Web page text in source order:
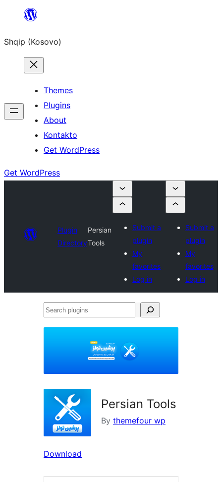
content
Shqip (Kosovo)
Themes
Plugins
About
Kontakto
Get WordPress
Get WordPress
Plugin
Directory
Persian
Tools
Submit a
plugin
My
favorites
Log in
Submit a
plugin
My
favorites
Log in
Search
Persian Tools
By themefour wp
Download